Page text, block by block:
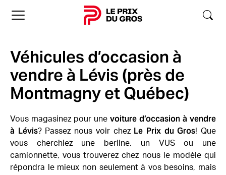
Accueil
Véhicules d’occasion à
vendre à Lévis (près de
Montmagny et Québec)
Vous magasinez pour une voiture d’occasion à vendre
à Lévis? Passez nous voir chez Le Prix du Gros! Que
vous cherchiez une berline, un VUS ou une
camionnette, vous trouverez chez nous le modèle qui
répondra le mieux non seulement à vos besoins, mais